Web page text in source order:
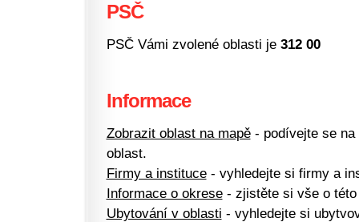
PSČ
PSČ Vámi zvolené oblasti je 312 00
Informace
Zobrazit oblast na mapě- podívejte se na
oblast.
Firmy a instituce- vyhledejte si firmy a
Informace o okrese- zjistěte si vše o této
Ubytování v oblasti - vyhledejte si